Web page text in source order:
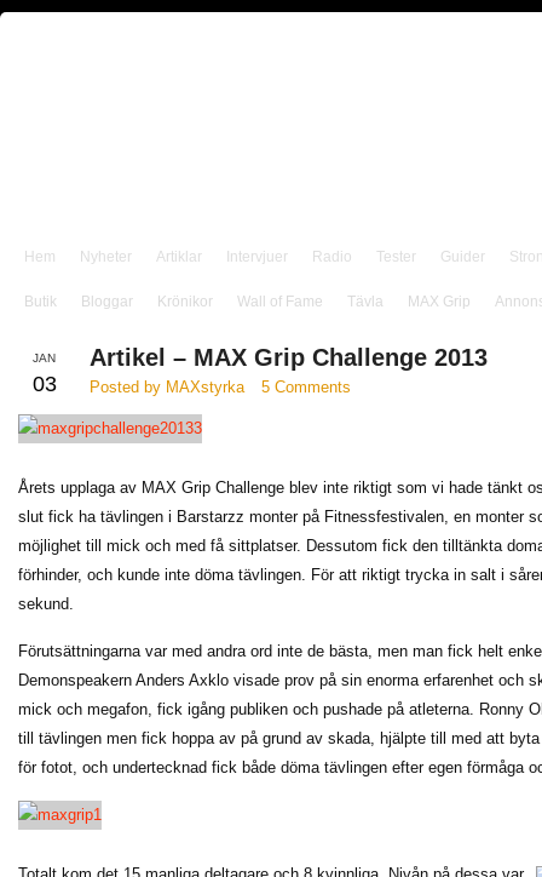
Hem Nyheter Artiklar Intervjuer Radio Tester Guider
Butik Bloggar Krönikor Wall of Fame Tävla MAX Grip
JAN
03
Artikel – MAX Grip Challenge 2013
Posted by MAXstyrka 5 Comments
Årets upplaga av MAX Grip Challenge blev inte riktigt som vi hade tänkt
slut fick ha tävlingen i Barstarzz monter på Fitnessfestivalen, en monter
möjlighet till mick och med få sittplatser. Dessutom fick den tilltänkta
förhinder, och kunde inte döma tävlingen. För att riktigt trycka in salt i
sekund.
Förutsättningarna var med andra ord inte de bästa, men man fick helt
Demonspeakern Anders Axklo visade prov på sin enorma erfarenhet och
mick och megafon, fick igång publiken och pushade på atleterna. Ronny
till tävlingen men fick hoppa av på grund av skada, hjälpte till med att
för fotot, och undertecknad fick både döma tävlingen efter egen förmåga